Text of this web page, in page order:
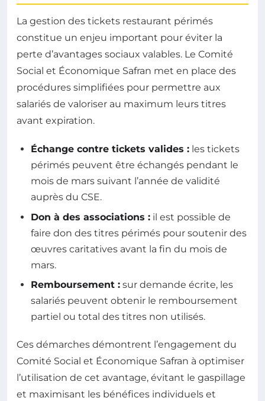
La gestion des tickets restaurant périmés
constitue un enjeu important pour éviter la
perte d’avantages sociaux valables. Le Comité
Social et Économique Safran met en place des
procédures simplifiées pour permettre aux
salariés de valoriser au maximum leurs titres
avant expiration.
Échange contre tickets valides : les tickets
périmés peuvent être échangés pendant le
mois de mars suivant l’année de validité
auprès du CSE.
Don à des associations : il est possible de
faire don des titres périmés pour soutenir des
œuvres caritatives avant la fin du mois de
mars.
Remboursement : sur demande écrite, les
salariés peuvent obtenir le remboursement
partiel ou total des titres non utilisés.
Ces démarches démontrent l’engagement du
Comité Social et Économique Safran à optimiser
l’utilisation de cet avantage, évitant le gaspillage
et maximisant les bénéfices individuels et